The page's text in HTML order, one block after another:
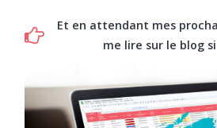
Et en attendant mes
me lire sur le blog